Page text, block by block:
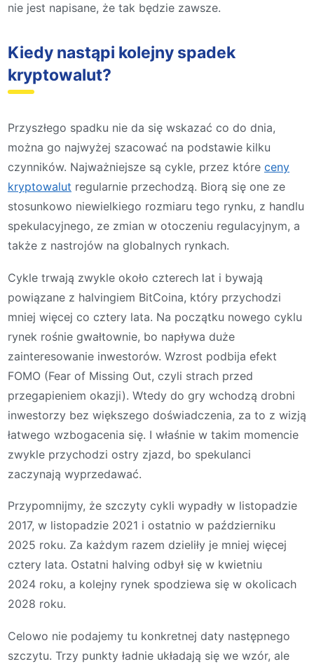
nie jest napisane, że tak będzie zawsze.
Kiedy nastąpi kolejny spadek
kryptowalut?
Przyszłego spadku nie da się wskazać co do dnia,
można go najwyżej szacować na podstawie kilku
czynników. Najważniejsze są cykle, przez które ceny
kryptowalut regularnie przechodzą. Biorą się one ze
stosunkowo niewielkiego rozmiaru tego rynku, z handlu
spekulacyjnego, ze zmian w otoczeniu regulacyjnym, a
także z nastrojów na globalnych rynkach.
Cykle trwają zwykle około czterech lat i bywają
powiązane z halvingiem BitCoina, który przychodzi
mniej więcej co cztery lata. Na początku nowego cyklu
rynek rośnie gwałtownie, bo napływa duże
zainteresowanie inwestorów. Wzrost podbija efekt
FOMO (Fear of Missing Out, czyli strach przed
przegapieniem okazji). Wtedy do gry wchodzą drobni
inwestorzy bez większego doświadczenia, za to z wizją
łatwego wzbogacenia się. I właśnie w takim momencie
zwykle przychodzi ostry zjazd, bo spekulanci
zaczynają wyprzedawać.
Przypomnijmy, że szczyty cykli wypadły w listopadzie
2017, w listopadzie 2021 i ostatnio w październiku
2025 roku. Za każdym razem dzieliły je mniej więcej
cztery lata. Ostatni halving odbył się w kwietniu
2024 roku, a kolejny rynek spodziewa się w okolicach
2028 roku.
Celowo nie podajemy tu konkretnej daty następnego
szczytu. Trzy punkty ładnie układają się we wzór, ale